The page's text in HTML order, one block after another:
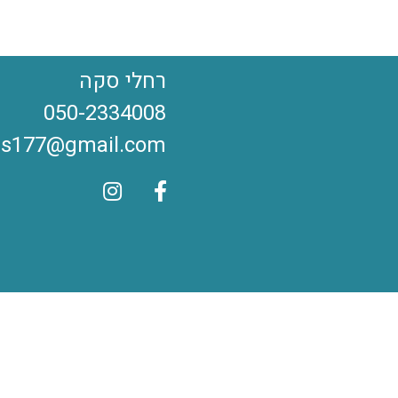
רחלי סקה
050-2334008